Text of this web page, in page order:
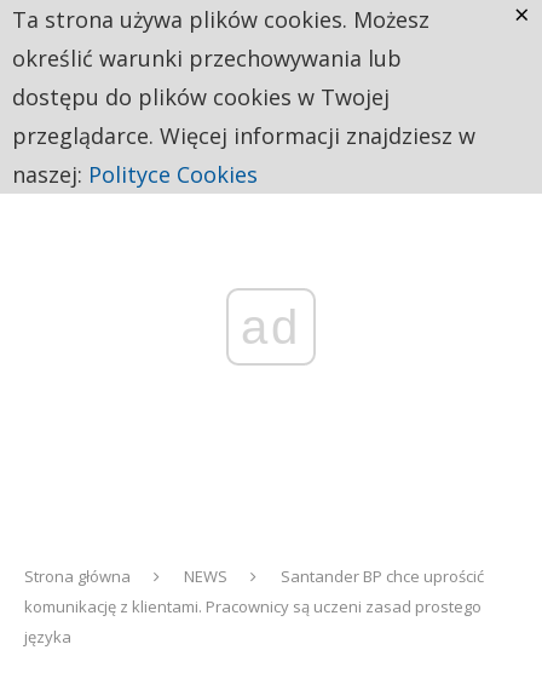
ad
Strona główna NEWS
Santander BP chce uprościć
komunikację z klientami. Pracownicy są uczeni zasad prostego
języka
Ta strona używa plików cookies. Możesz
określić warunki przechowywania lub
dostępu do plików cookies w Twojej
przeglądarce. Więcej informacji znajdziesz w
naszej: Polityce Cookies
×